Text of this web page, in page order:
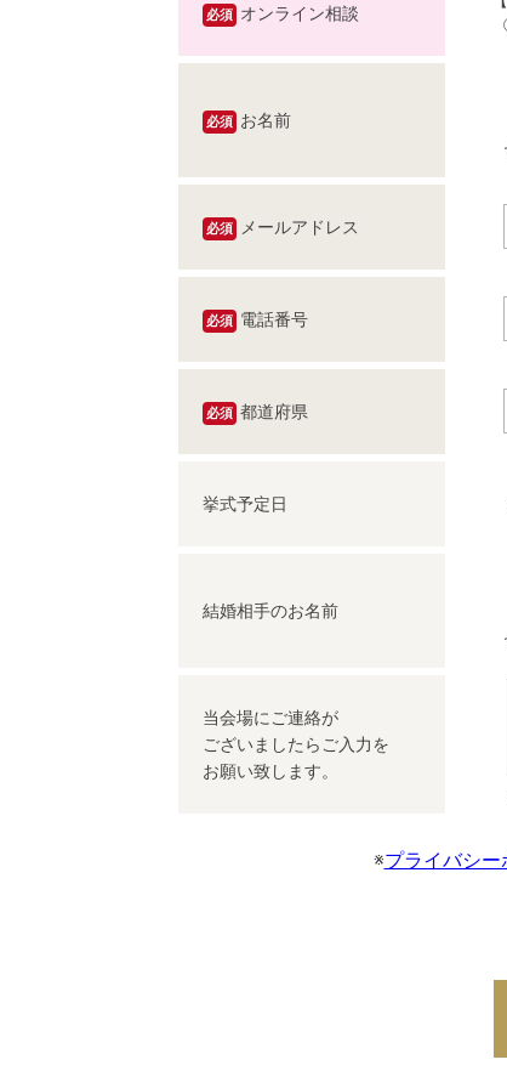
必須 オンライン相談
必須 お名前
必須 メールアドレス
必須 電話番号
必須 都道府県
挙式予定日
結婚相手のお名前
当会場にご連絡が
ございましたらご入力を
お願い致します。
※プライバシー